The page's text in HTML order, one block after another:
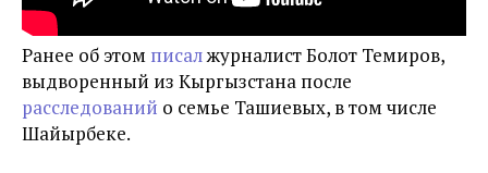
Ранее об этом писалжурналист Болот Темиров,
выдворенный из Кыргызстана после
расследований о семье Ташиевых, в том числе
Шайырбеке.